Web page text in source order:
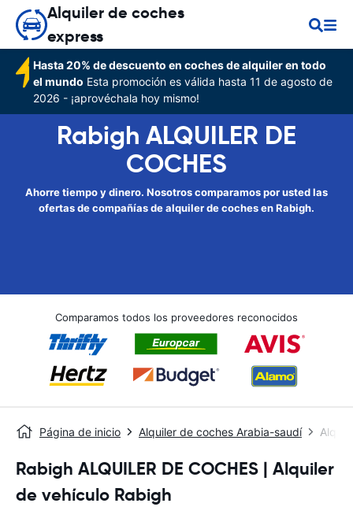
Alquiler de coches
express
Hasta 20% de descuento en coches de alquiler en todo
el mundo Esta promoción es válida hasta 11 de agosto de
2026 - ¡aprovéchala hoy mismo!
Rabigh ALQUILER DE
COCHES
Ahorre tiempo y dinero. Nosotros comparamos por usted las
ofertas de compañías de alquiler de coches en Rabigh.
Comparamos todos los proveedores reconocidos
Página de inicio Alquiler de coches Arabia-saudí
Rabigh ALQUILER DE COCHES | Alquiler
de vehículo Rabigh